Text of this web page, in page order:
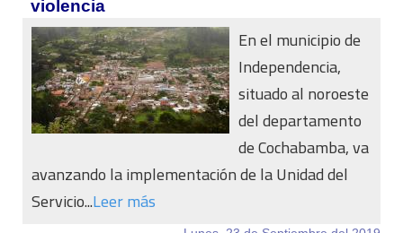
violencia
En el municipio de
Independencia,
situado al noroeste
del departamento
de Cochabamba, va
avanzando la implementación de la Unidad del
Servicio...Leer más